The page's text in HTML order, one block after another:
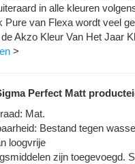
in alle kleuren
Pure van Flexa wordt veel
Akzo Kleur Van Het Jaar
>
Perfect Matt
Mat.
Bestand tegen
loogvrije
zijn toegevoegd.